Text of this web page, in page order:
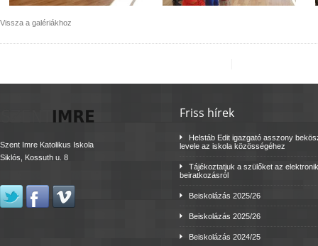
Vissza a galériákhoz
Szent Imre Katolikus Iskola
Siklós, Kossuth u. 8
Friss hírek
Helstáb Edit igazgató asszony
levele az iskola közösségéhez
Tájékoztatjuk a szülőket az
beiratkozásról
Beiskolázás 2025/26
Beiskolázás 2025/26
Beiskolázás 2024/25